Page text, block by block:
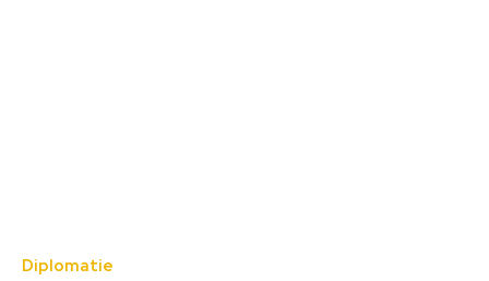
Diplomatie